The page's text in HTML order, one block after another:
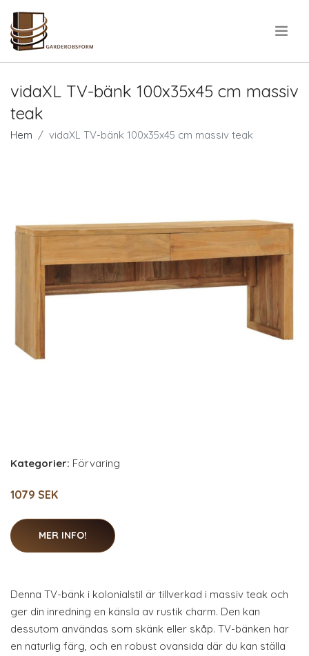
vidaXL TV-bänk 100x35x45 cm massiv
teak
Hem vidaXL TV-bänk 100x35x45 cm massiv teak
Kategorier: Förvaring
1079 SEK
MER INFO!
Denna TV-bänk i kolonialstil är tillverkad i massiv teak och
ger din inredning en känsla av rustik charm. Den kan
dessutom användas som skänk eller skåp. TV-bänken har
en naturlig färg, och en robust ovansida där du kan ställa